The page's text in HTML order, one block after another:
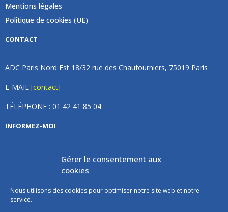
Gérer le consentement aux
cookies
Nous utilisons des cookies pour optimiser notre site web et notre
service.
Mentions légales
Politique de cookies (UE)
CONTACT
ADC Paris Nord Est 18/32 rue des Chaufourniers, 75019 Paris
E-MAIL [contact]
TÉLÉPHONE : 01 42 41 85 04
INFORMEZ-MOI
Inscrivez vous à notre newsletter et recevez une fois par
mois de nos nouvelles, aucun spam (on promet).